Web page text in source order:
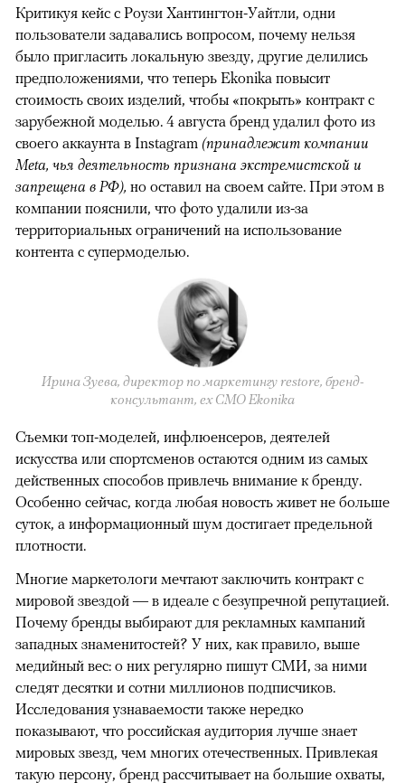
Критикуя кейс с Роузи Хантингтон-Уайтли, одни
пользователи задавались вопросом, почему нельзя
было пригласить локальную звезду, другие делились
предположениями, что теперь Ekonika повысит
стоимость своих изделий, чтобы «покрыть» контракт с
зарубежной моделью. 4 августа бренд удалил фото из
своего аккаунта в Instagram (принадлежит компании
Meta, чья деятельность признана экстремистской и
запрещена в РФ), но оставил на своем сайте. При этом в
компании пояснили, что фото удалили из-за
территориальных ограничений на использование
контента с супермоделью.
Ирина Зуева, директор по маркетингу restore, бренд-
консультант, eх CMO Ekonika
Съемки топ-моделей, инфлюенсеров, деятелей
искусства или спортсменов остаются одним из самых
действенных способов привлечь внимание к бренду.
Особенно сейчас, когда любая новость живет не больше
суток, а информационный шум достигает предельной
плотности.
Многие маркетологи мечтают заключить контракт с
мировой звездой — в идеале с безупречной репутацией.
Почему бренды выбирают для рекламных кампаний
западных знаменитостей? У них, как правило, выше
медийный вес: о них регулярно пишут СМИ, за ними
следят десятки и сотни миллионов подписчиков.
Исследования узнаваемости также нередко
показывают, что российская аудитория лучше знает
мировых звезд, чем многих отечественных. Привлекая
такую персону, бренд рассчитывает на большие охваты,